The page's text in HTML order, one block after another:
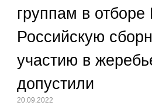
группам в отборе
Российскую
участию в
допустили
20.09.2022